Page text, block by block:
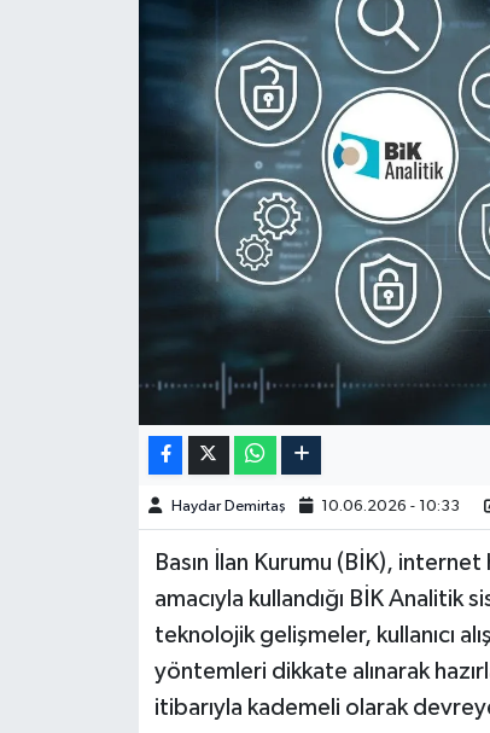
Haydar Demirtaş 10.06.2026 - 10:33
Basın İlan Kurumu (BİK),
amacıyla kullandığı BİK Analitik
teknolojik gelişmeler, kullanıcı
yöntemleri dikkate alınarak
itibarıyla kademeli olarak devreye
Kim kimdir?
Kültür Sanat
Teknoloji